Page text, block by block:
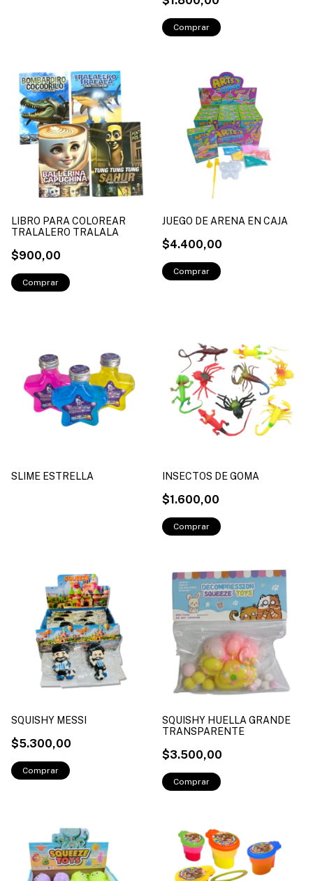
LIBRO PARA COLOREAR
TRALALERO TRALALA
$900,00
JUEGO DE ARENA EN CAJA
$4.400,00
SLIME ESTRELLA INSECTOS DE GOMA
$1.600,00
SQUISHY MESSI
$5.300,00
SQUISHY HUELLA GRANDE
TRANSPARENTE
$3.500,00